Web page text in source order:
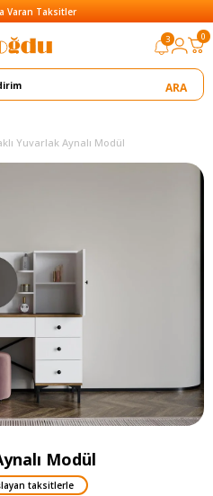
Varan Taksitler
3 0
Yuvarlak Aynalı Modül
Modül
taksitlerle